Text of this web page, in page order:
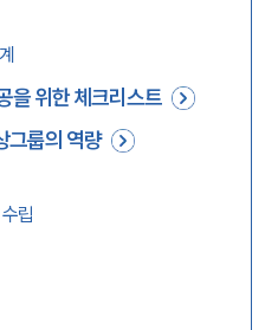
을 위한 체크리스트
그룹의 역량
립